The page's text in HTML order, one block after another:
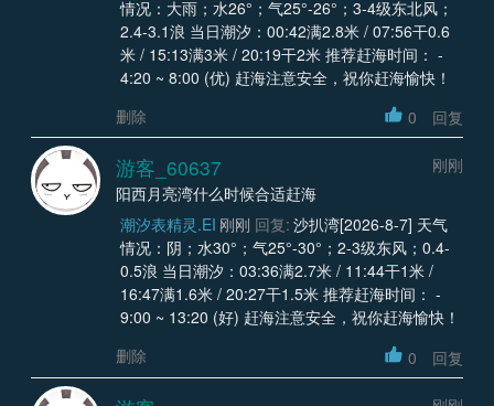
情况：大雨；水26°；气25°-26°；3-4级东北风；
2.4-3.1浪 当日潮汐：00:42满2.8米 / 07:56干0.6
米 / 15:13满3米 / 20:19干2米 推荐赶海时间： -
4:20 ~ 8:00 (优) 赶海注意安全，祝你赶海愉快！
删除
0 回复
游客_60637
刚刚
阳西月亮湾什么时候合适赶海
潮汐表精灵.EI 刚刚 回复: 沙扒湾[2026-8-7] 天气
情况：阴；水30°；气25°-30°；2-3级东风；0.4-
0.5浪 当日潮汐：03:36满2.7米 / 11:44干1米 /
16:47满1.6米 / 20:27干1.5米 推荐赶海时间： -
9:00 ~ 13:20 (好) 赶海注意安全，祝你赶海愉快！
删除
0 回复